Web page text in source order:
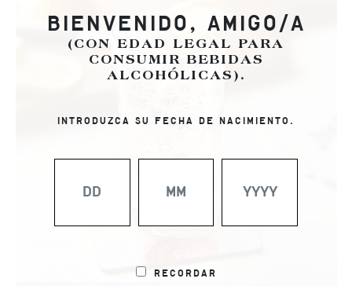
BIENVENIDO, AMIGO/A
(CON EDAD LEGAL PARA
CONSUMIR BEBIDAS
ALCOHÓLICAS).
INTRODUZCA SU FECHA DE NACIMIENTO.
Recordar